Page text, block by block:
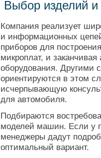
Выбор изделий
Компания реализует
и информационных
приборов для
микроплат, и
оборудования. Другими
ориентируются в этом
исчерпывающую
для автомобиля.
Подбираются
моделей машин. Если у
менеджеры дадут
оптимальный вариант.